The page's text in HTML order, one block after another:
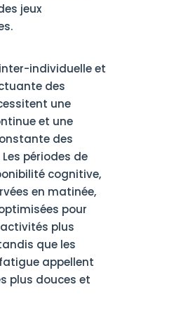
jeux
individuelle et
des
une
et une
des
périodes de
cognitive,
en matinée,
pour
plus
que les
appellent
plus douces et